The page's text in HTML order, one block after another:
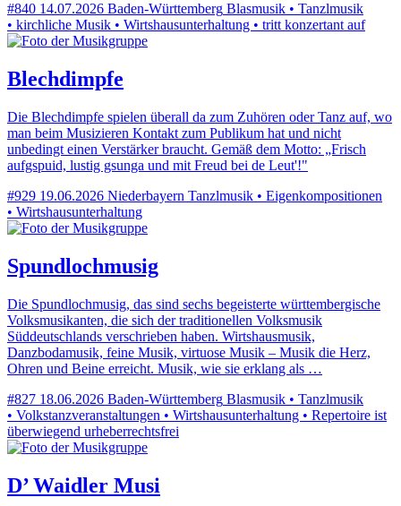
#840 14.07.2026 Baden-Württemberg Blasmusik • Tanzlmusik
• kirchliche Musik • Wirtshausunterhaltung • tritt konzertant auf
Blechdimpfe
Die Blechdimpfe spielen überall da zum Zuhören oder Tanz auf, wo
man beim Musizieren Kontakt zum Publikum hat und nicht
unbedingt einen Verstärker braucht. Gemäß dem Motto: „Frisch
aufgspuid, lustig gsunga und mit Freud bei de Leut'!"
#929 19.06.2026 Niederbayern Tanzlmusik • Eigenkompositionen
• Wirtshausunterhaltung
Spundlochmusig
Die Spundlochmusig, das sind sechs begeisterte württembergische
Volksmusikanten, die sich der traditionellen Volksmusik
Süddeutschlands verschrieben haben. Wirtshausmusik,
Danzbodamusik, feine Musik, virtuose Musik – Musik die Herz,
Ohren und Beine erreicht. Musik, wie sie erklang als …
#827 18.06.2026 Baden-Württemberg Blasmusik • Tanzlmusik
• Volkstanzveranstaltungen • Wirtshausunterhaltung • Repertoire ist
überwiegend urheberrechtsfrei
D’ Waidler Musi